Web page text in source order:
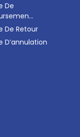
De
De Retour
D’annulation